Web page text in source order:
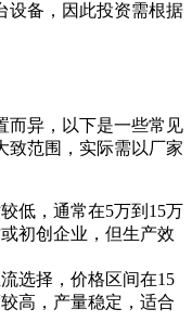
设备，因此投资需根据
而异，以下是一些常见
致范围，实际需以厂家
低，通常在5万到15万
初创企业，但生产效
选择，价格区间在15
高，产量稳定，适合